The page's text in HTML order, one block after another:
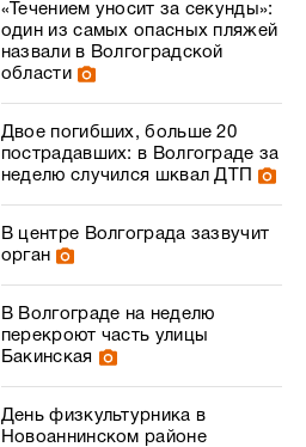
«Течением уносит за секунды»:
один из самых опасных пляжей
назвали в Волгоградской
области
Двое погибших, больше 20
пострадавших: в Волгограде за
неделю случился шквал ДТП
В центре Волгограда зазвучит
орган
В Волгограде на неделю
перекроют часть улицы
Бакинская
День физкультурника в
Новоаннинском районе